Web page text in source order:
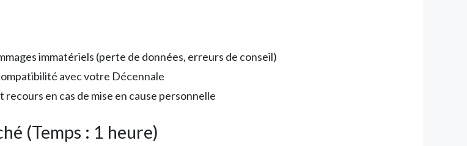
immatériels (perte de données, erreurs de conseil)
avec votre Décennale
en cas de mise en cause personnelle
(Temps : 1 heure)